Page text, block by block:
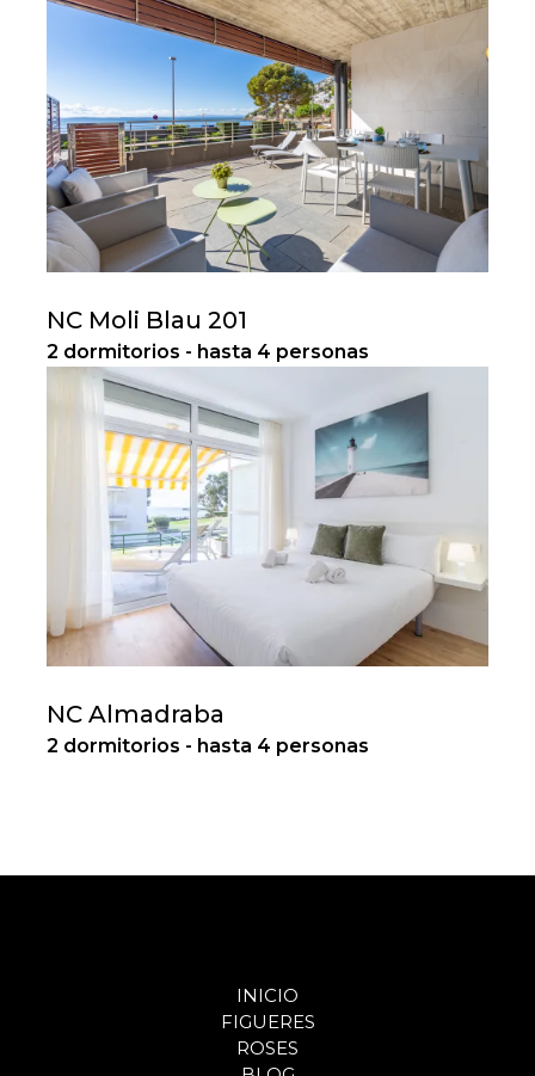
NC Moli Blau 201
2 dormitorios - hasta 4 personas
NC Almadraba
2 dormitorios - hasta 4 personas
INICIO
FIGUERES
ROSES